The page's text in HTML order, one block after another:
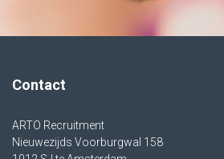
Contact
ARTO Recruitment
Nieuwezijds Voorburgwal 158